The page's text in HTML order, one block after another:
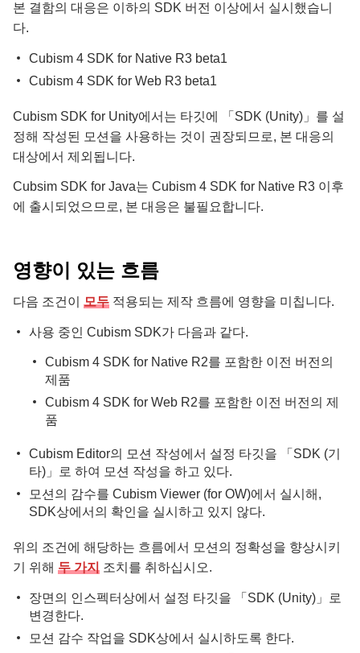
본 결함의 대응은 이하의 SDK 버전 이상에서 실시했습니
다.
Cubism 4 SDK for Native R3 beta1
Cubism 4 SDK for Web R3 beta1
Cubism SDK for Unity에서는 타깃에 「SDK (Unity)」를 설
정해 작성된 모션을 사용하는 것이 권장되므로, 본 대응의
대상에서 제외됩니다.
Cubsim SDK for Java는 Cubism 4 SDK for Native R3 이후
에 출시되었으므로, 본 대응은 불필요합니다.
영향이 있는 흐름
다음 조건이 모두 적용되는 제작 흐름에 영향을 미칩니다.
사용 중인 Cubism SDK가 다음과 같다.
Cubism 4 SDK for Native R2를 포함한 이전 버전의
제품
Cubism 4 SDK for Web R2를 포함한 이전 버전의 제
품
Cubism Editor의 모션 작성에서 설정 타깃을 「SDK (기
타)」로 하여 모션 작성을 하고 있다.
모션의 감수를 Cubism Viewer (for OW)에서 실시해,
SDK상에서의 확인을 실시하고 있지 않다.
위의 조건에 해당하는 흐름에서 모션의 정확성을 향상시키
기 위해 두 가지 조치를 취하십시오.
장면의 인스펙터상에서 설정 타깃을 「SDK (Unity)」로
변경한다.
모션 감수 작업을 SDK상에서 실시하도록 한다.